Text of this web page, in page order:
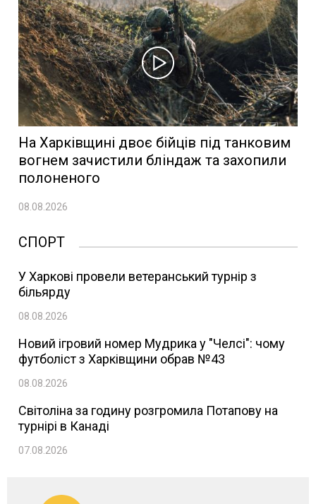
На Харківщині двоє бійців під танковим
вогнем зачистили бліндаж та захопили
полоненого
08.08.2026
СПОРТ
У Харкові провели ветеранський турнір з
більярду
08.08.2026
Новий ігровий номер Мудрика у "Челсі": чому
футболіст з Харківщини обрав №43
08.08.2026
Світоліна за годину розгромила Потапову на
турнірі в Канаді
07.08.2026